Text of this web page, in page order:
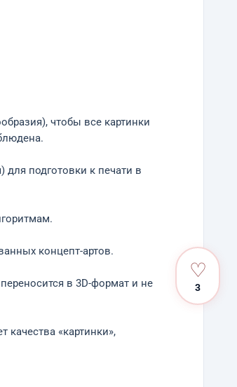
чтобы все картинки
подготовки к печати в
концепт-артов.
в 3D-формат и не
«картинки»,
♡
3